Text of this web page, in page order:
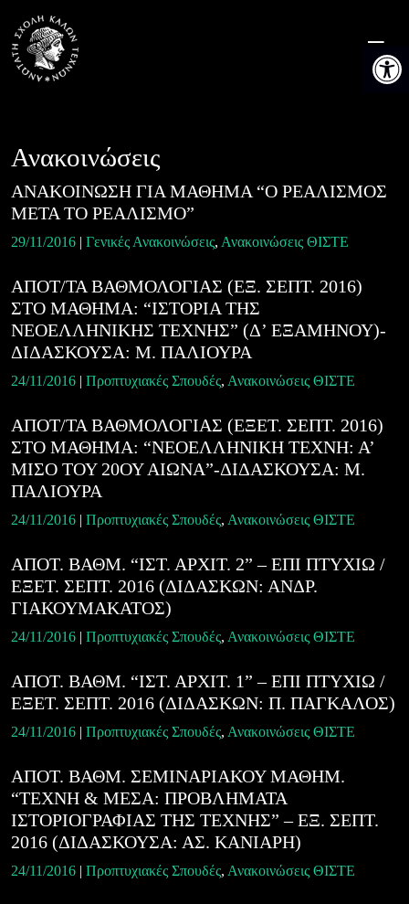
content
Ανακοινώσεις
ANAKOINΩΣΗ ΓΙΑ ΜΑΘΗΜΑ “Ο ΡΕΑΛΙΣΜΟΣ
ΜΕΤΑ ΤΟ ΡΕΑΛΙΣΜΟ”
29/11/2016 | Γενικές Ανακοινώσεις, Ανακοινώσεις ΘΙΣΤΕ
ΑΠΟΤ/ΤΑ ΒΑΘΜΟΛΟΓΙΑΣ (ΕΞ. ΣΕΠΤ. 2016)
ΣΤΟ ΜΑΘΗΜΑ: “ΙΣΤΟΡΙΑ ΤΗΣ
ΝΕΟΕΛΛΗΝΙΚΗΣ ΤΕΧΝΗΣ” (Δ’ ΕΞΑΜΗΝΟΥ)-
ΔΙΔΑΣΚΟΥΣΑ: Μ. ΠΑΛΙΟΥΡΑ
24/11/2016 | Προπτυχιακές Σπουδές, Ανακοινώσεις ΘΙΣΤΕ
ΑΠΟΤ/ΤΑ ΒΑΘΜΟΛΟΓΙΑΣ (ΕΞΕΤ. ΣΕΠΤ. 2016)
ΣΤΟ ΜΑΘΗΜΑ: “ΝΕΟΕΛΛΗΝΙΚΗ ΤΕΧΝΗ: Α’
ΜΙΣΟ ΤΟΥ 20ΟΥ ΑΙΩΝΑ”-ΔΙΔΑΣΚΟΥΣΑ: Μ.
ΠΑΛΙΟΥΡΑ
24/11/2016 | Προπτυχιακές Σπουδές, Ανακοινώσεις ΘΙΣΤΕ
ΑΠΟΤ. ΒΑΘΜ. “ΙΣΤ. ΑΡΧΙΤ. 2” – ΕΠΙ ΠΤΥΧΙΩ /
ΕΞΕΤ. ΣΕΠΤ. 2016 (ΔΙΔΑΣΚΩΝ: ΑΝΔΡ.
ΓΙΑΚΟΥΜΑΚΑΤΟΣ)
24/11/2016 | Προπτυχιακές Σπουδές, Ανακοινώσεις ΘΙΣΤΕ
ΑΠΟΤ. ΒΑΘΜ. “ΙΣΤ. ΑΡΧΙΤ. 1” – ΕΠΙ ΠΤΥΧΙΩ /
ΕΞΕΤ. ΣΕΠΤ. 2016 (ΔΙΔΑΣΚΩΝ: Π. ΠΑΓΚΑΛΟΣ)
24/11/2016 | Προπτυχιακές Σπουδές, Ανακοινώσεις ΘΙΣΤΕ
ΑΠΟΤ. ΒΑΘΜ. ΣΕΜΙΝΑΡΙΑΚΟΥ ΜΑΘΗΜ.
“ΤΕΧΝΗ & ΜΕΣΑ: ΠΡΟΒΛΗΜΑΤΑ
ΙΣΤΟΡΙΟΓΡΑΦΙΑΣ ΤΗΣ ΤΕΧΝΗΣ” – ΕΞ. ΣΕΠΤ.
2016 (ΔΙΔΑΣΚΟΥΣΑ: ΑΣ. ΚΑΝΙΑΡΗ)
24/11/2016 | Προπτυχιακές Σπουδές, Ανακοινώσεις ΘΙΣΤΕ